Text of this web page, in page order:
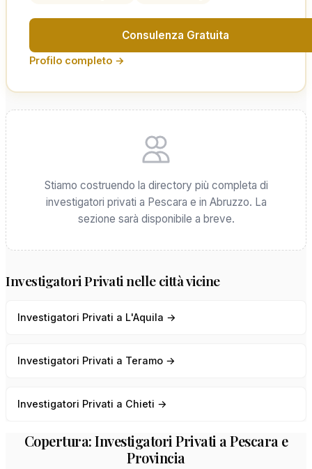
Consulenza Gratuita
Profilo completo →
Stiamo costruendo la directory più completa di
investigatori privati a Pescara e in Abruzzo. La
sezione sarà disponibile a breve.
Investigatori Privati nelle città vicine
Investigatori Privati a L'Aquila →
Investigatori Privati a Teramo →
Investigatori Privati a Chieti →
Copertura: Investigatori Privati a Pescara e
Provincia